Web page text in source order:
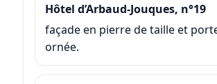
Hôtel d’Arbaud-Jouques, n°19
façade en pierre de taille et
ornée.